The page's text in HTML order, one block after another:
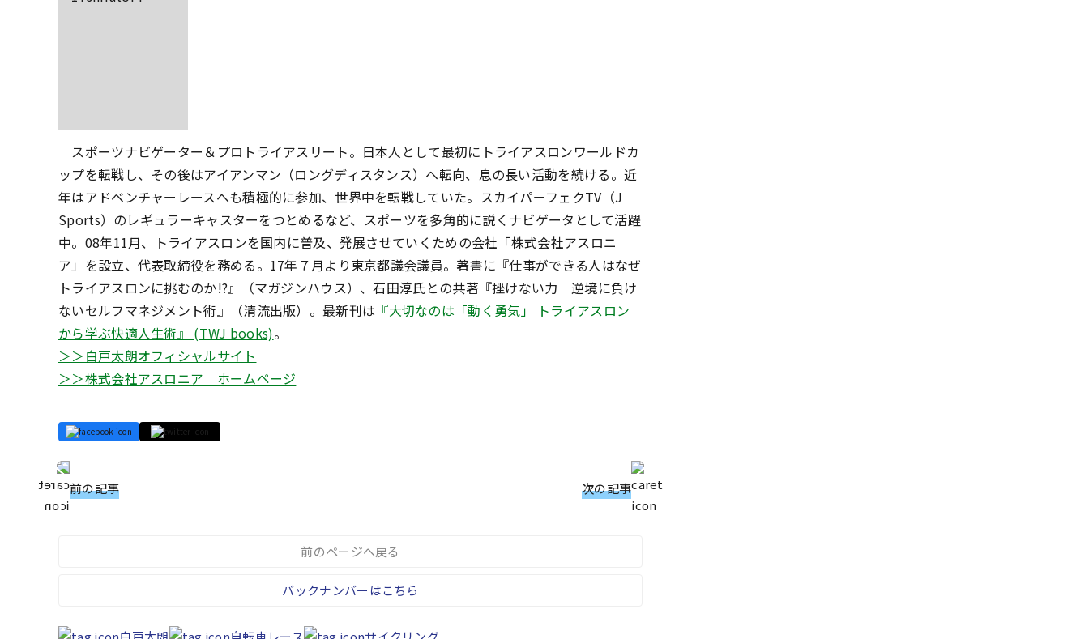
スポーツナビゲーター＆プロトライアスリート。日本人として最初にトライアスロンワールドカ
ップを転戦し、その後はアイアンマン（ロングディスタンス）へ転向、息の長い活動を続ける。近
年はアドベンチャーレースへも積極的に参加、世界中を転戦していた。スカイパーフェクTV（J
Sports）のレギュラーキャスターをつとめるなど、スポーツを多角的に説くナビゲータとして活躍
中。08年11月、トライアスロンを国内に普及、発展させていくための会社「株式会社アスロニ
ア」を設立、代表取締役を務める。17年７月より東京都議会議員。著書に『仕事ができる人はなぜ
トライアスロンに挑むのか!?』（マガジンハウス）、石田淳氏との共著『挫けない力 逆境に負け
ないセルフマネジメント術』（清流出版）。最新刊は 『大切なのは「動く勇気」 トライアスロン
から学ぶ快適人生術』 (TWJ books)。
＞＞白戸太朗オフィシャルサイト
＞＞株式会社アスロニア ホームページ
前の記事 次の記事
前のページへ戻る
バックナンバーはこちら